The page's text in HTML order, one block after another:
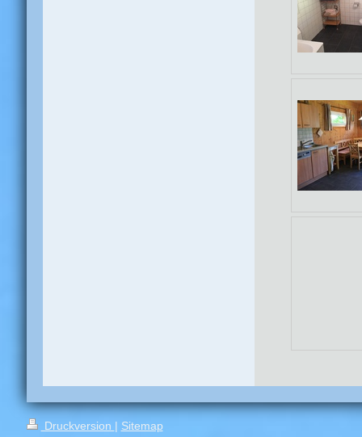
Druckversion | Sitemap